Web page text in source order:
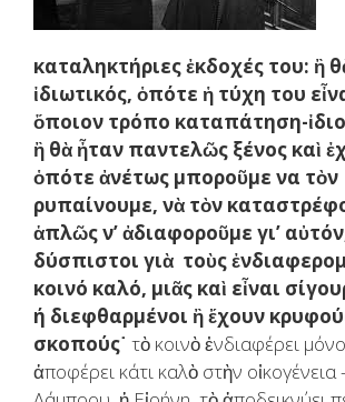
καταληκτήριες ἐκδοχές του: ἢ
ἰδιωτικός, ὁπότε ἡ τύχη του
ὅποιον τρόπο καταπάτηση-
ἢ θὰ ἦταν παντελῶς ξένος καὶ
ὁπότε ἀνέτως μποροῦμε να τὸν
ρυπαίνουμε, νὰ τὸν
ἁπλῶς ν’ ἀδιαφοροῦμε γι’
δύσπιστοι γιὰ τοὺς
κοινό καλό, μιᾶς καὶ εἶναι
ή διεφθαρμένοι ἢ ἔχουν
σκοπούς˙ τὸ κοινὸ ἐνδιαφέρει
ἀποφέρει κάτι καλὸ στὴν οἰκογένεια